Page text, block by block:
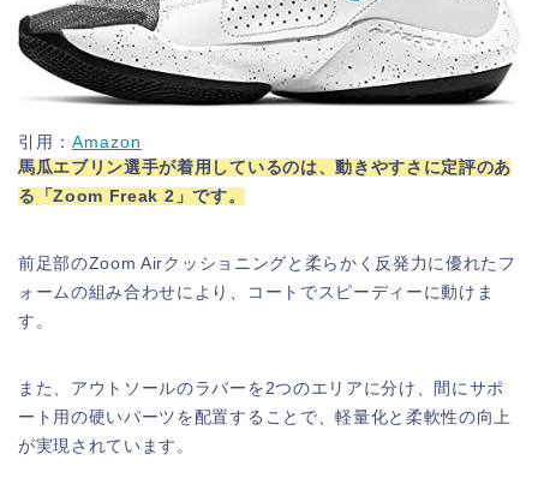
引用： Amazon
馬瓜エブリン選手が着用しているのは、動きやすさに定評のあ
る「Zoom Freak 2」です。
前足部のZoom Airクッショニングと柔らかく反発力に優れたフ
ォームの組み合わせにより、コートでスピーディーに動けま
す。
また、アウトソールのラバーを2つのエリアに分け、間にサポ
ート用の硬いパーツを配置することで、軽量化と柔軟性の向上
が実現されています。